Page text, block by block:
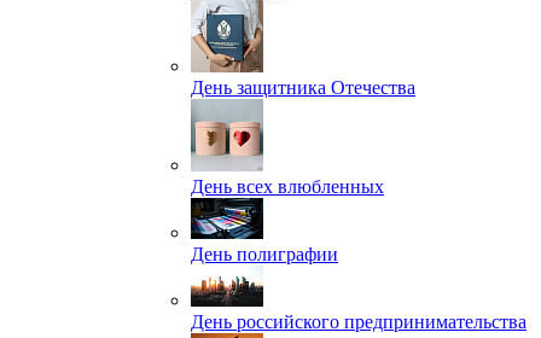
День защитника Отечества
День всех влюбленных
День полиграфии
День российского предпринимательства